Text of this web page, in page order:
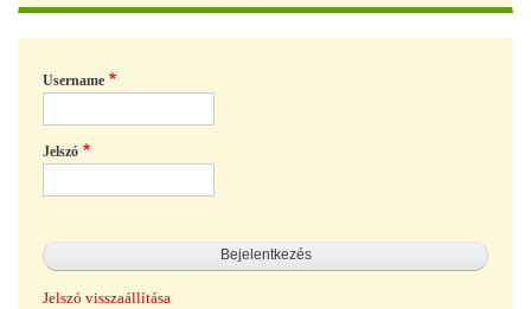
Username
Jelszó
Jelszó visszaállítása